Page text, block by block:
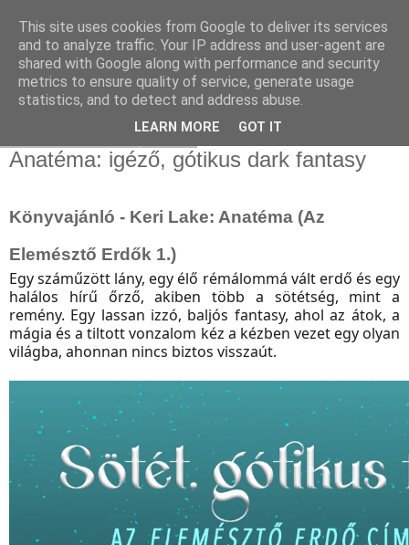
Anatéma: igéző, gótikus dark fantasy
Könyvajánló - Keri Lake: Anatéma (Az
Elemésztő Erdők 1.)
Egy száműzött lány, egy élő rémálommá vált erdő és egy
halálos hírű őrző, akiben több a sötétség, mint a
remény. Egy lassan izzó, baljós fantasy, ahol az átok, a
mágia és a tiltott vonzalom kéz a kézben vezet egy olyan
világba, ahonnan nincs biztos visszaút.
This site uses cookies from Google to deliver its services
and to analyze traffic. Your IP address and user-agent are
shared with Google along with performance and security
metrics to ensure quality of service, generate usage
statistics, and to detect and address abuse.
LEARN MORE GOT IT